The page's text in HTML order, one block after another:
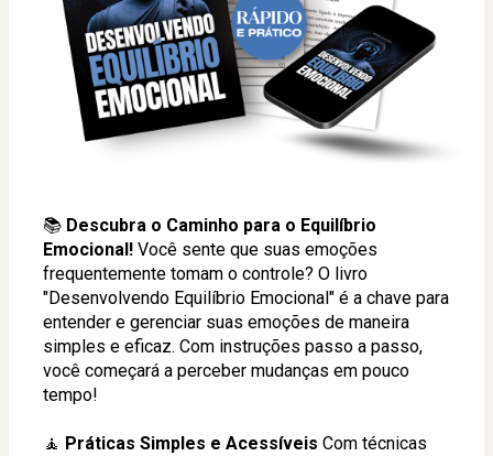
📚 Descubra o Caminho para o Equilíbrio
Emocional! Você sente que suas emoções
frequentemente tomam o controle? O livro
"Desenvolvendo Equilíbrio Emocional" é a chave para
entender e gerenciar suas emoções de maneira
simples e eficaz. Com instruções passo a passo,
você começará a perceber mudanças em pouco
tempo!
🧘 Práticas Simples e Acessíveis Com técnicas